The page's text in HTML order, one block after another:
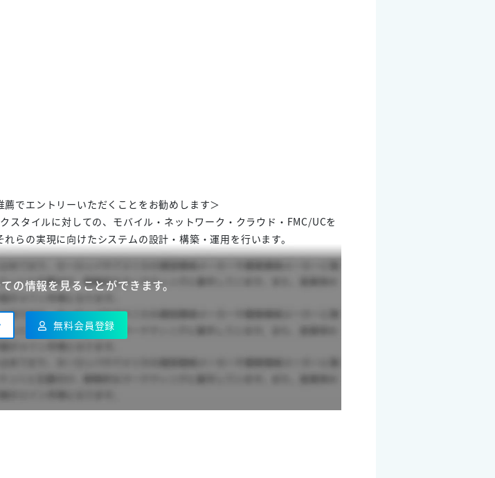
でエントリーいただくことをお勧めします＞
スタイルに対しての、モバイル・ネットワーク・クラウド・FMC/UCを
らの実現に向けたシステムの設計・構築・運用を行います。
の情報を見ることができます。
無料会員登録